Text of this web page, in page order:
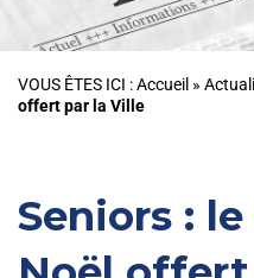
VOUS ÊTES ICI :Accueil »
offert par la Ville
Seniors :